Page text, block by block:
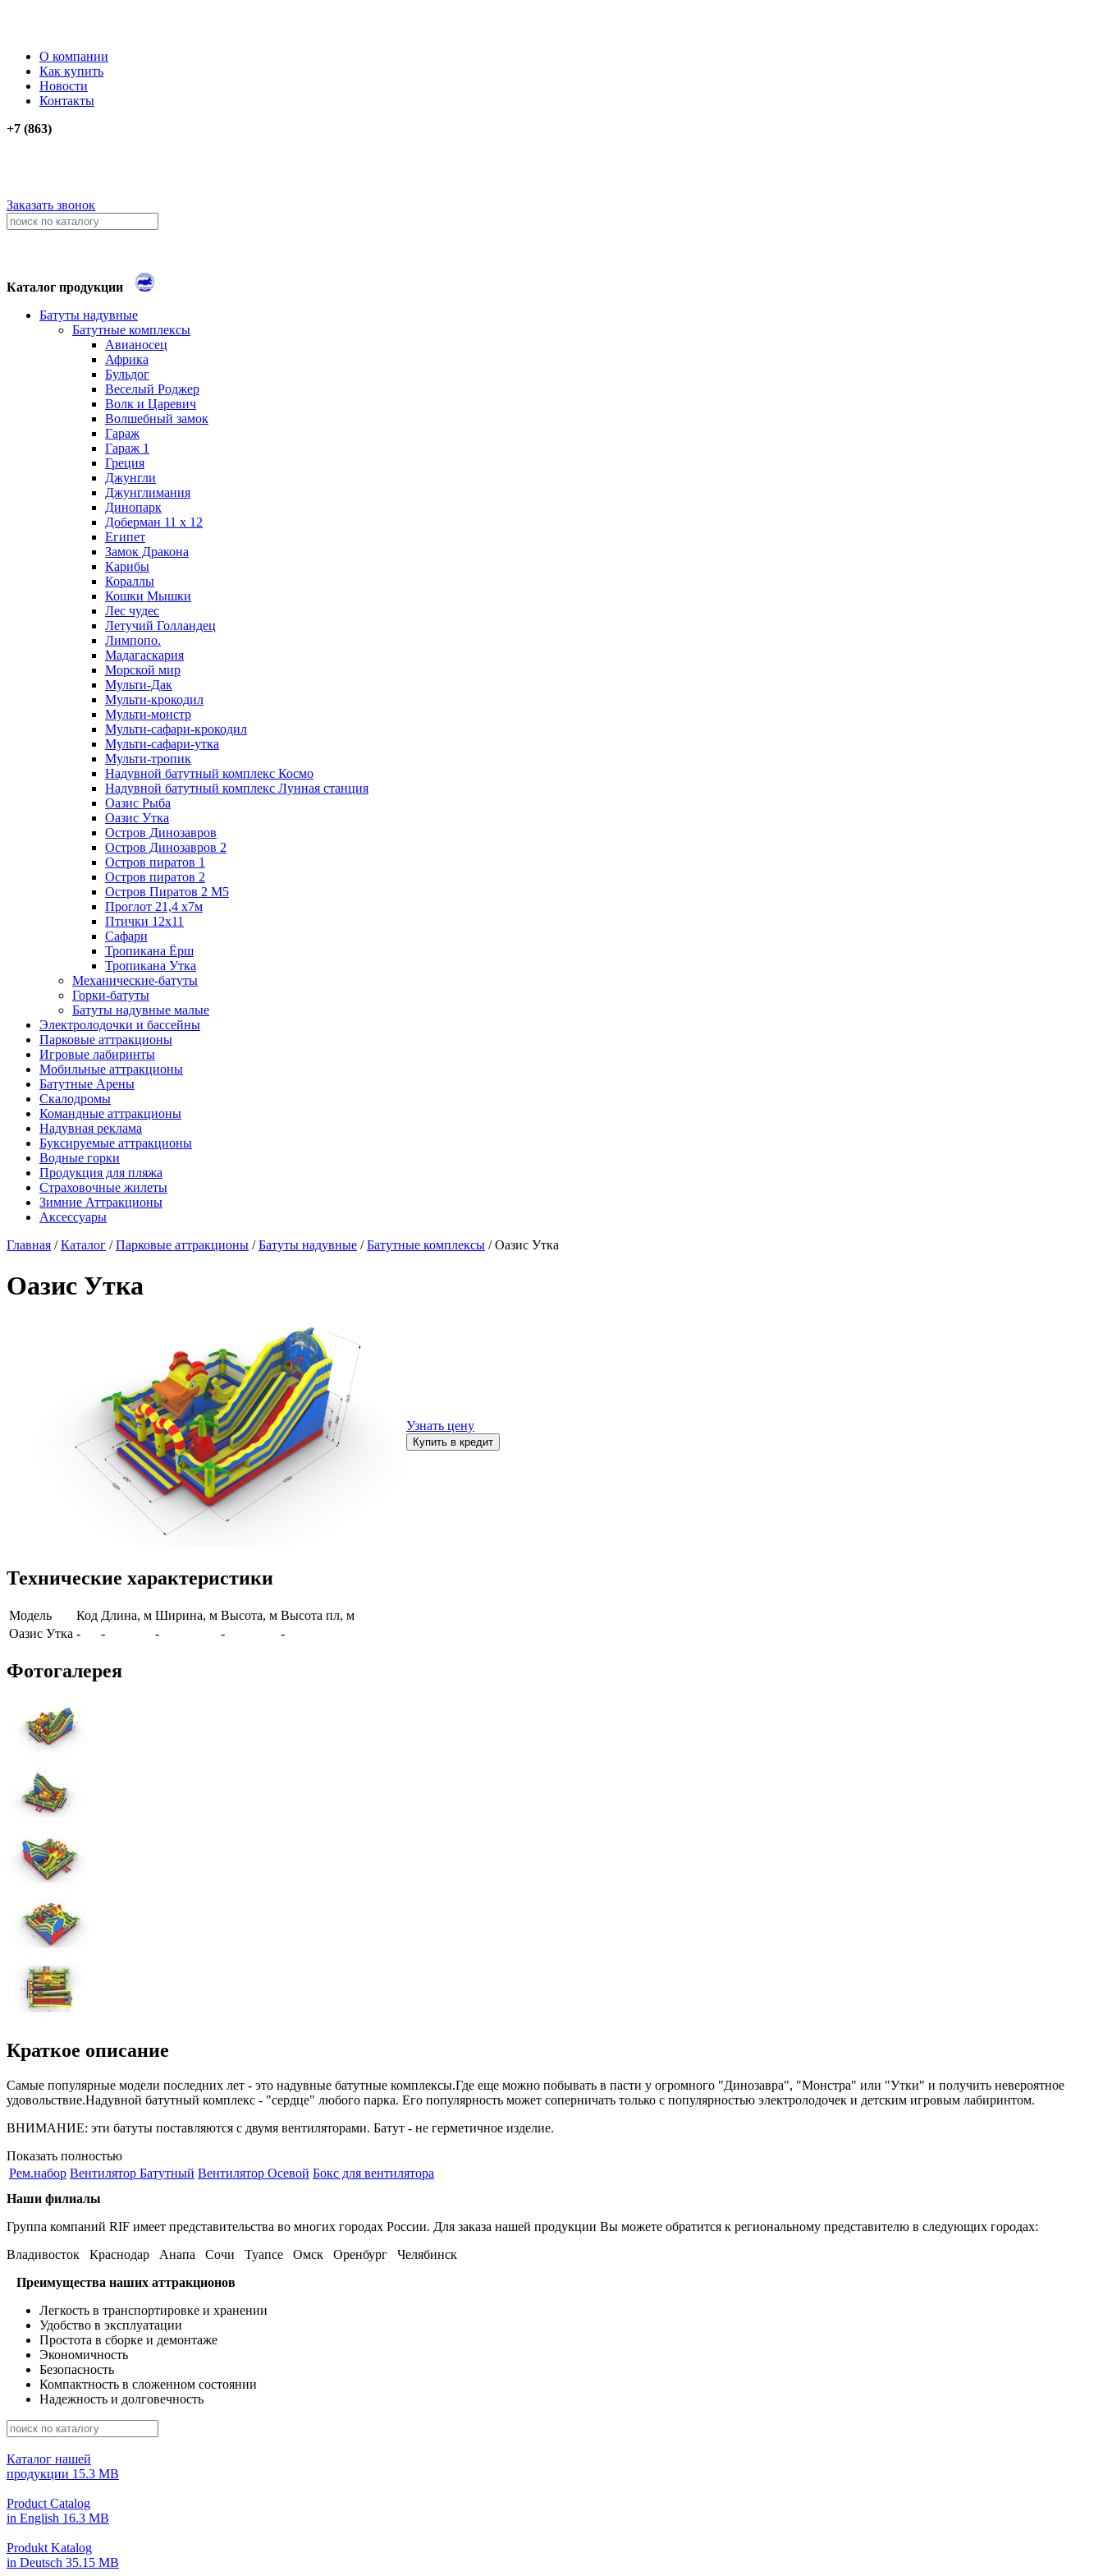
О компании
Как купить
Новости
Контакты
+7 (863)
Заказать звонок
Каталог продукции
Батуты надувные
Батутные комплексы
Авианосец
Африка
Бульдог
Веселый Роджер
Волк и Царевич
Волшебный замок
Гараж
Гараж 1
Греция
Джунгли
Джунглимания
Динопарк
Доберман 11 х 12
Египет
Замок Дракона
Карибы
Кораллы
Кошки Мышки
Лес чудес
Летучий Голландец
Лимпопо.
Мадагаскария
Морской мир
Мульти-Дак
Мульти-крокодил
Мульти-монстр
Мульти-сафари-крокодил
Мульти-сафари-утка
Мульти-тропик
Надувной батутный комплекс Космо
Надувной батутный комплекс Лунная станция
Оазис Рыба
Оазис Утка
Остров Динозавров
Остров Динозавров 2
Остров пиратов 1
Остров пиратов 2
Остров Пиратов 2 M5
Проглот 21,4 х7м
Птички 12х11
Сафари
Тропикана Ёрш
Тропикана Утка
Механические-батуты
Горки-батуты
Батуты надувные малые
Электролодочки и бассейны
Парковые аттракционы
Игровые лабиринты
Мобильные аттракционы
Батутные Арены
Скалодромы
Командные аттракционы
Надувная реклама
Буксируемые аттракционы
Водные горки
Продукция для пляжа
Страховочные жилеты
Зимние Аттракционы
Аксессуары
Главная /Каталог /Парковые аттракционы /Батуты надувные /Батутные комплексы / Оазис Утка
Оазис Утка
Узнать цену
Технические характеристики
Модель Код Длина, м Ширина, м Высота, м Высота пл, м
Оазис Утка - - - - -
Фотогалерея
Краткое описание
Самые популярные модели последних лет - это надувные батутные комплексы.Где еще можно побывать в пасти у огромного "Динозавра", "Монстра" или "Утки" и получить невероятное
удовольствие.Надувной батутный комплекс - "сердце" любого парка. Его популярность может соперничать только с популярностью электролодочек и детским игровым лабиринтом.
ВНИМАНИЕ: эти батуты поставляются с двумя вентиляторами. Батут - не герметичное изделие.
Показать полностью
Рем.набор Вентилятор Батутный Вентилятор Осевой Бокс для вентилятора
Наши филиалы
Группа компаний RIF имеет представительства во многих городах России. Для заказа нашей продукции Вы можете обратится к региональному представителю в следующих городах:
Владивосток Краснодар Анапа Сочи Туапсе Омск Оренбург Челябинск
Преимущества наших аттракционов
Легкость в транспортировке и хранении
Удобство в эксплуатации
Простота в сборке и демонтаже
Экономичность
Безопасность
Компактность в сложенном состоянии
Надежность и долговечность
Каталог нашей
продукции 15.3 MB
Product Catalog
in English 16.3 MB
Produkt Katalog
in Deutsch 35.15 MB